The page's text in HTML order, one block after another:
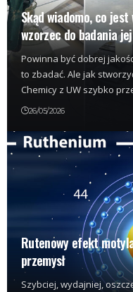
Skąd wiadomo, co
wzorzec do badania
Powinna być dobrej
to zbadać. Ale jak
Chemicy z UW szybko
26/05/2026
Rutenowy efekt
przemysł
Szybciej, wydajniej,